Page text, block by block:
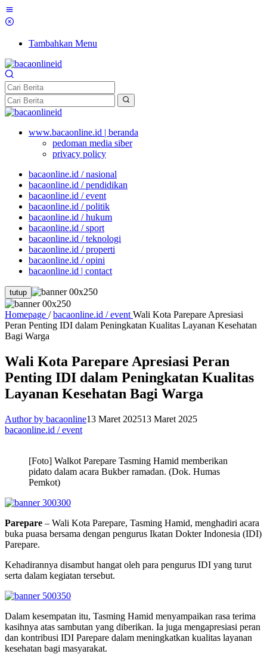
Tambahkan Menu
www.bacaonline.id | beranda
pedoman media siber
privacy policy
bacaonline.id / nasional
bacaonline.id / pendidikan
bacaonline.id / event
bacaonline.id / politik
bacaonline.id / hukum
bacaonline.id / sport
bacaonline.id / teknologi
bacaonline.id / properti
bacaonline.id / opini
bacaonline.id | contact
tutup
Homepage / bacaonline.id / event Wali Kota Parepare Apresiasi
Peran Penting IDI dalam Peningkatan Kualitas Layanan Kesehatan
Bagi Warga
Wali Kota Parepare Apresiasi Peran
Penting IDI dalam Peningkatan Kualitas
Layanan Kesehatan Bagi Warga
Author by bacaonline13 Maret 202513 Maret 2025
bacaonline.id / event
[Foto] Walkot Parepare Tasming Hamid memberikan
pidato dalam acara Bukber ramadan. (Dok. Humas
Pemkot)
Parepare – Wali Kota Parepare, Tasming Hamid, menghadiri acara
buka puasa bersama dengan pengurus Ikatan Dokter Indonesia (IDI)
Parepare.
Kehadirannya disambut hangat oleh para pengurus IDI yang turut
serta dalam kegiatan tersebut.
Dalam kesempatan itu, Tasming Hamid menyampaikan rasa terima
kasihnya atas sambutan yang diberikan. Ia juga mengapresiasi peran
dan kontribusi IDI Parepare dalam meningkatkan kualitas layanan
kesehatan bagi masyarakat.